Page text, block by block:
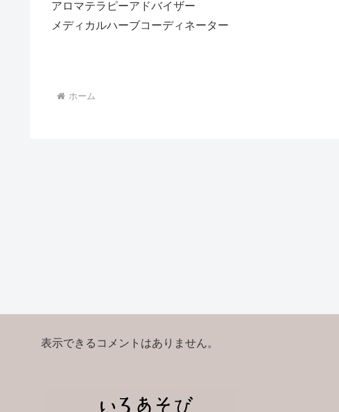
アロマテラピーアドバイザー
メディカルハーブコーディネーター
ホーム
表示できるコメントはありません。